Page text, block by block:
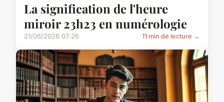
La signification de l'heure
miroir 23h23 en numérologie
21/06/2026 07:26 11 min de lecture →